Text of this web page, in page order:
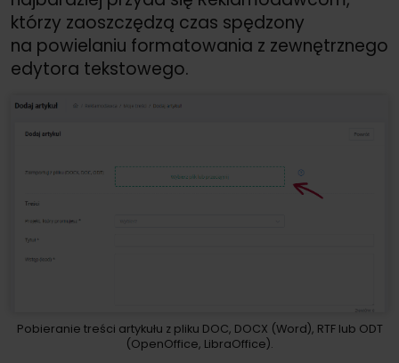
którzy zaoszczędzą czas spędzony
na powielaniu formatowania z zewnętrznego
edytora tekstowego.
Pobieranie treści artykułu z pliku DOC, DOCX (Word), RTF lub ODT
(OpenOffice, LibraOffice).